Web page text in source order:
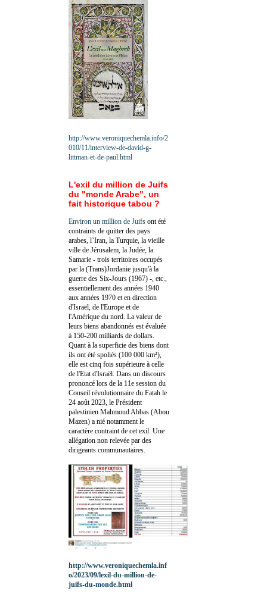
http://www.veroniquechemla.info/2
010/11/interview-de-david-g-
littman-et-de-paul.html
L'exil du million de Juifs
du "monde Arabe", un
fait historique tabou ?
Environ un million de Juifs ont été
contraints de quitter des pays
arabes, l’Iran, la Turquie, la vieille
ville de Jérusalem, la Judée, la
Samarie - trois territoires occupés
par la (Trans)Jordanie jusqu'à la
guerre des Six-Jours (1967) -, etc.,
essentiellement des années 1940
aux années 1970 et en direction
d'Israël, de l'Europe et de
l'Amérique du nord. La valeur de
leurs biens abandonnés est évaluée
à 150-200 milliards de dollars.
Quant à la superficie des biens dont
ils ont été spoliés (100 000 km²),
elle est cinq fois supérieure à celle
de l'Etat d'Israël. Dans un discours
prononcé lors de la 11e session du
Conseil révolutionnaire du Fatah le
24 août 2023, le Président
palestinien Mahmoud Abbas (Abou
Mazen) a nié notamment le
caractère contraint de cet exil. Une
allégation non relevée par des
dirigeants communautaires.
http://www.veroniquechemla.inf
o/2023/09/lexil-du-million-de-
juifs-du-monde.html